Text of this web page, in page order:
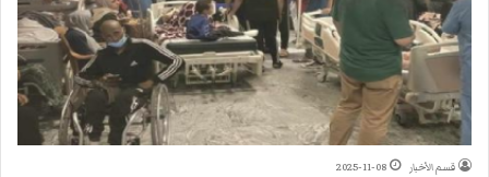
قسم الأخبار 2025-11-08